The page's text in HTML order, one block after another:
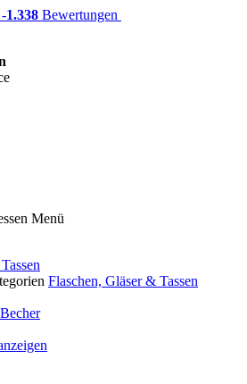
1.338 Bewertungen
Menü
Flaschen, Gläser & Tassen